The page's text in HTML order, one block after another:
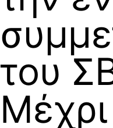
του
Μέχρι